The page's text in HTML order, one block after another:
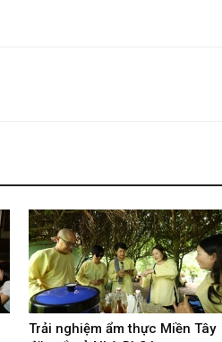
Trải nghiệm ẩm thực Miền Tây